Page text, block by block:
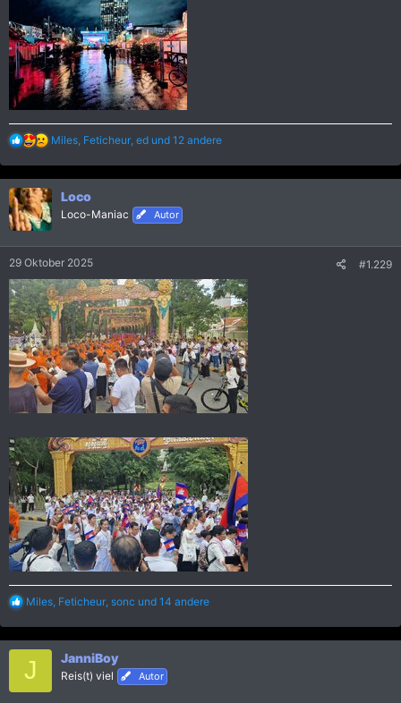
R
a
k
t
i
o
n
:
Miles Feticheur ed und 12 andere
Loco
Loco-Maniac Autor
29 Oktober 2025 #1.229
R
a
k
i
Miles Feticheur sonc und 14 andere
J JanniBoy
Reis(t) viel Autor